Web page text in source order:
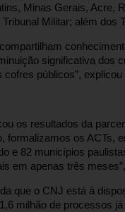
Minas Gerais, Acre,
Militar; além dos
significativa dos
públicos”,
os resultados da
formalizamos os ACTs,
e 82 municípios
em apenas três
que o CNJ está à
milhão de processos